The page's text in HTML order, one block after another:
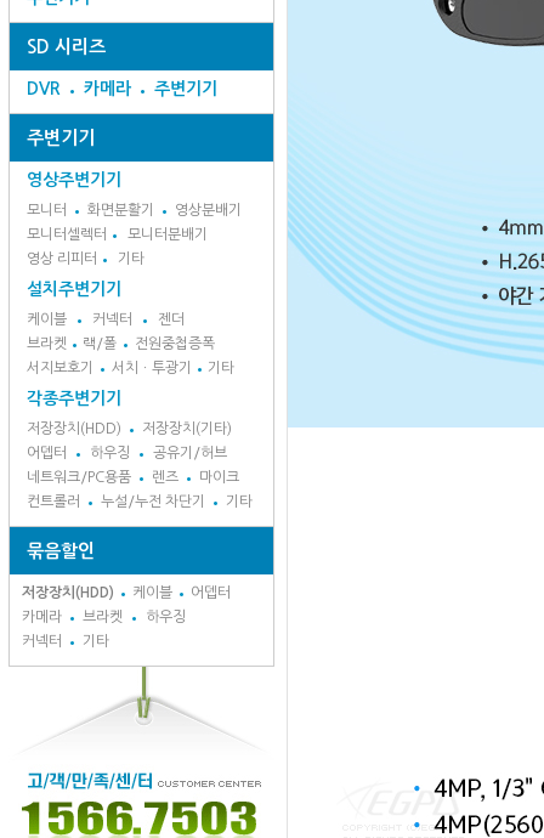
SD 시리즈
DVR 카메라 주변기기
주변기기
영상주변기기
모니터 화면분활기
영상분배기
모니터셀렉터
모니터분배기
영상 리피터
기타
설치주변기기
케이블 커넥터
젠더
브라켓
랙/폴
전원중첩증폭
서지보호기
서치ㆍ투광기 기타
각종주변기기
저장장치(HDD)
저장장치(기타)
어뎁터
하우징
공유기/허브
네트워크/PC용품
렌즈
마이크
컨트롤러
누설/누전 차단기 기타
묶음할인
저장장치(HDD) 케이블
어뎁터
카메라
브라켓
하우징
커넥터
기타